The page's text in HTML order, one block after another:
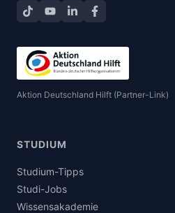
TikTokYouTube
LinkedInFacebook teilen
Aktion Deutschland Hilft (Partner-Link)
STUDIUM
Studium-Tipps
Studi-Jobs
Wissensakademie